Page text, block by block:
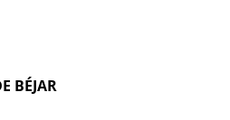
BÉJAR